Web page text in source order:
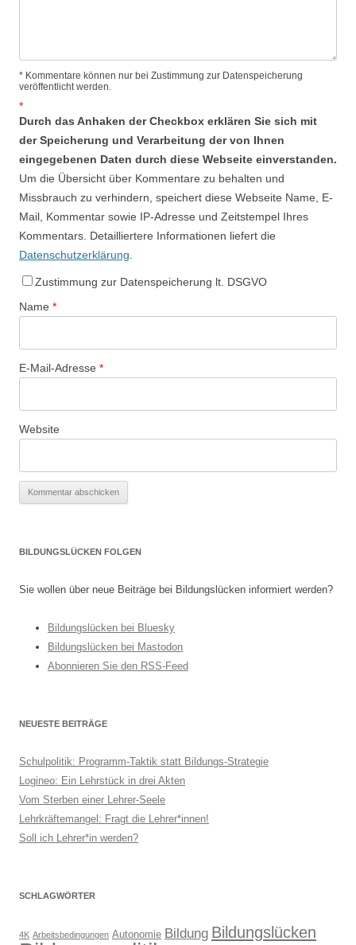
* Kommentare können nur bei Zustimmung zur Datenspeicherung
veröffentlicht werden.
*
Durch das Anhaken der Checkbox erklären Sie sich mit
der Speicherung und Verarbeitung der von Ihnen
eingegebenen Daten durch diese Webseite einverstanden.
Um die Übersicht über Kommentare zu behalten und
Missbrauch zu verhindern, speichert diese Webseite Name, E-
Mail, Kommentar sowie IP-Adresse und Zeitstempel Ihres
Kommentars. Detailliertere Informationen liefert die
Datenschutzerklärung
Zustimmung zur Datenspeicherung lt. DSGVO
Name *
E-Mail-Adresse *
Website
BILDUNGSLÜCKEN FOLGEN
Sie wollen über neue Beiträge bei Bildungslücken informiert werden?
Bildungslücken bei Bluesky
Bildungslücken bei Mastodon
Abonnieren Sie den RSS-Feed
NEUESTE BEITRÄGE
Schulpolitik: Programm-Taktik statt Bildungs-Strategie
Logineo: Ein Lehrstück in drei Akten
Vom Sterben einer Lehrer-Seele
Lehrkräftemangel: Fragt die Lehrer*innen!
Soll ich Lehrer*in werden?
SCHLAGWÖRTER
4K Arbeitsbedingungen Autonomie Bildung Bildungslücken